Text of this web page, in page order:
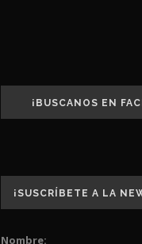
¡BUSCANOS EN
¡SUSCRÍBETE A LA
Nombre: